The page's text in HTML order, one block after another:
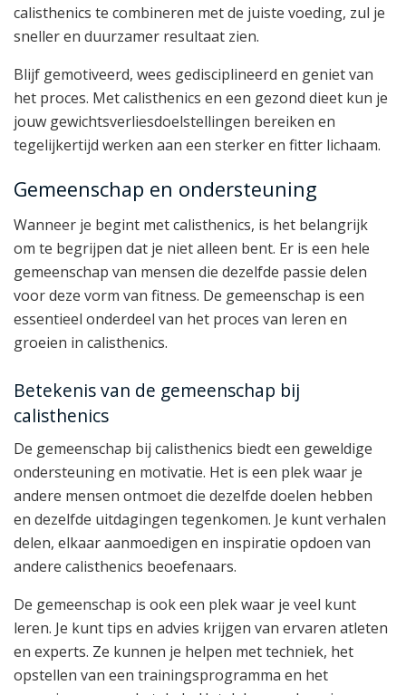
calisthenics te combineren met de juiste voeding, zul je
sneller en duurzamer resultaat zien.
Blijf gemotiveerd, wees gedisciplineerd en geniet van
het proces. Met calisthenics en een gezond dieet kun je
jouw gewichtsverliesdoelstellingen bereiken en
tegelijkertijd werken aan een sterker en fitter lichaam.
Gemeenschap en ondersteuning
Wanneer je begint met calisthenics, is het belangrijk
om te begrijpen dat je niet alleen bent. Er is een hele
gemeenschap van mensen die dezelfde passie delen
voor deze vorm van fitness. De gemeenschap is een
essentieel onderdeel van het proces van leren en
groeien in calisthenics.
Betekenis van de gemeenschap bij
calisthenics
De gemeenschap bij calisthenics biedt een geweldige
ondersteuning en motivatie. Het is een plek waar je
andere mensen ontmoet die dezelfde doelen hebben
en dezelfde uitdagingen tegenkomen. Je kunt verhalen
delen, elkaar aanmoedigen en inspiratie opdoen van
andere calisthenics beoefenaars.
De gemeenschap is ook een plek waar je veel kunt
leren. Je kunt tips en advies krijgen van ervaren atleten
en experts. Ze kunnen je helpen met techniek, het
opstellen van een trainingsprogramma en het